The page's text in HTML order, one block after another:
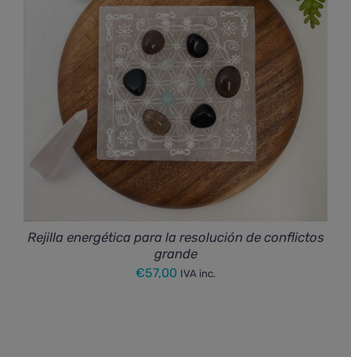
Rejilla energética para la resolución de conflictos
grande
€57,00 IVA inc.